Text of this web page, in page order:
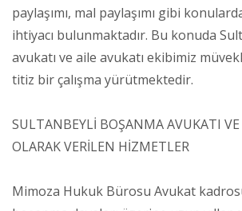
paylaşımı, mal paylaşımı gibi
ihtiyacı bulunmaktadır. Bu konuda
avukatı ve aile avukatı ekibimiz
titiz bir çalışma yürütmektedir.
SULTANBEYLİ BOŞANMA AVUKATI
OLARAK VERİLEN HİZMETLER
Mimoza Hukuk Bürosu Avukat